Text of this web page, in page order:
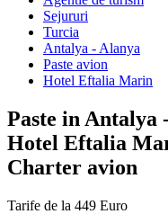
Sejururi
Turcia
Antalya - Alanya
Paste avion
Hotel Eftalia Marin
Paste in Antalya
Hotel Eftalia
Charter avion
Tarife de la 449 Euro